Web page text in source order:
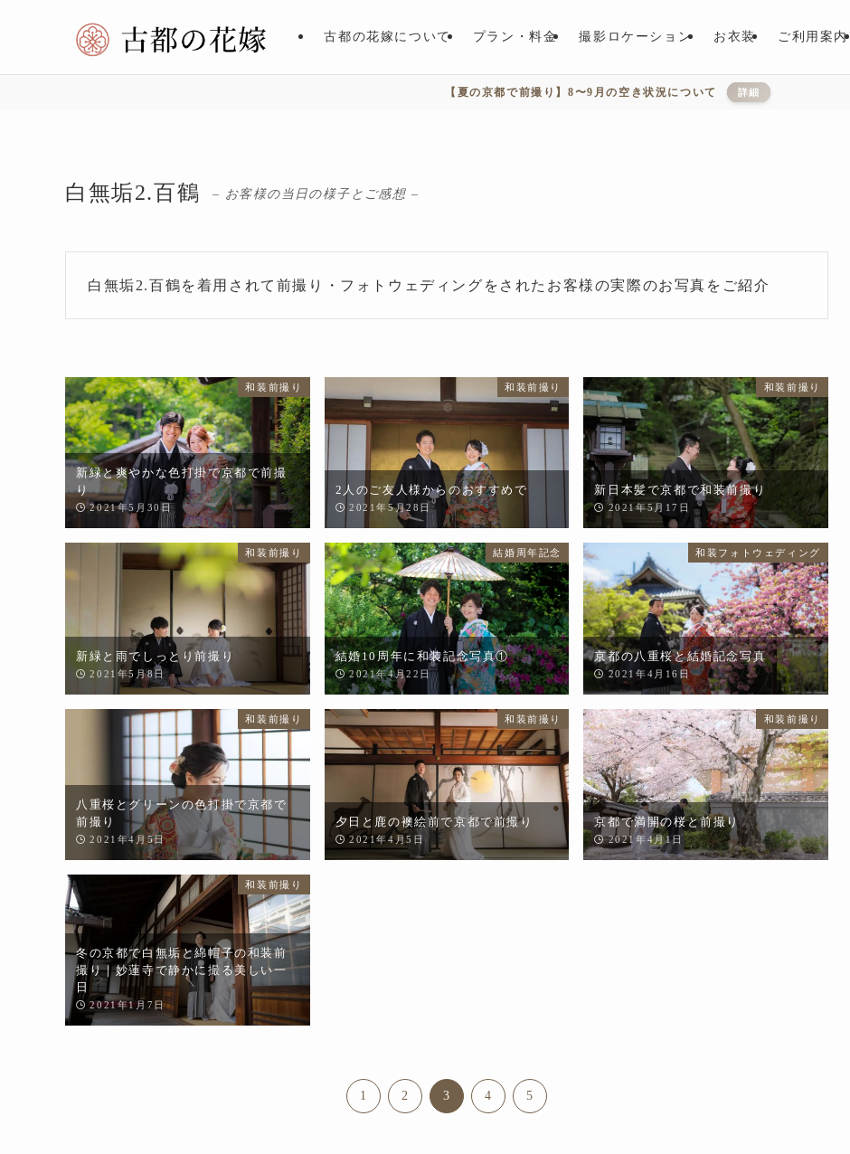
古都の花嫁について プラン・料金 撮影ロケーション お衣装 ご利用案内
【夏の京都で前撮り】8〜9月の空き状況について 詳細
白無垢2.百鶴 – お客様の当日の様子とご感想 –
白無垢2.百鶴を着用されて前撮り・フォトウェディングをされたお客様の実際のお写真をご紹介
和装前撮り
新緑と爽やかな色打掛で京都で前撮
り
2021年5月30日
和装前撮り
2人のご友人様からのおすすめで
2021年5月28日
和装前撮り
新日本髪で京都で和装前撮り
2021年5月17日
和装前撮り
新緑と雨でしっとり前撮り
2021年5月8日
結婚周年記念
結婚10周年に和装記念写真①
2021年4月22日
和装フォトウェディング
京都の八重桜と結婚記念写真
2021年4月16日
和装前撮り
八重桜とグリーンの色打掛で京都で
前撮り
2021年4月5日
和装前撮り
夕日と鹿の襖絵前で京都で前撮り
2021年4月5日
和装前撮り
京都で満開の桜と前撮り
2021年4月1日
和装前撮り
冬の京都で白無垢と綿帽子の和装前
撮り｜妙蓮寺で静かに撮る美しい一
日
2021年1月7日
1 2 3 4 5